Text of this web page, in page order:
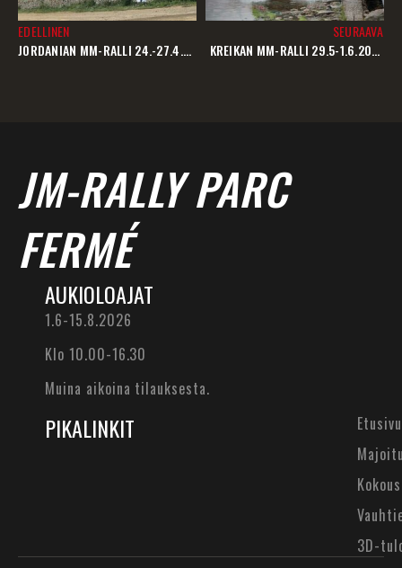
EDELLINEN
JORDANIAN MM-RALLI 24.-27.4.2008
SEURAAVA
KREIKAN MM-RALLI 29.5-1.6.2008
JM-RALLY PARC
FERMÉ
AUKIOLOAJAT
1.6-15.8.2026
Klo 10.00-16.30
Muina aikoina tilauksesta.
PIKALINKIT
Etusivu
3D-